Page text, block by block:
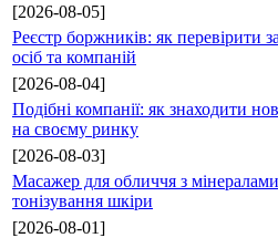
[2026-08-05]
Реєстр боржників: як перевірити
осіб та компаній
[2026-08-04]
Подібні компанії: як знаходити
на своєму ринку
[2026-08-03]
Масажер для обличчя з
тонізування шкіри
[2026-08-01]